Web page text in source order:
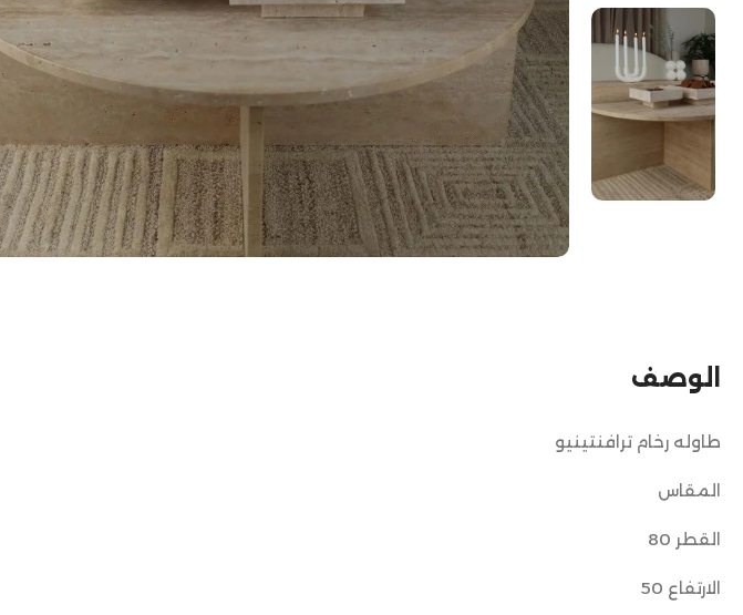
الوصف
طاوله رخام ترافنتينيو
المقاس
القطر 80
الارتفاع 50